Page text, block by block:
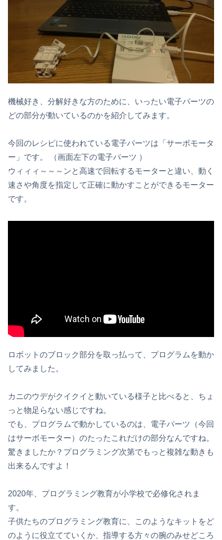
機械好き、分解好きな方のために、いったい電子パーツの
どの部分が動いているのかを紹介してみます。
今回のレシピに使われている電子パーツは「サーボモータ
ー」です。 （画面左下の電子パーツ ）
ウィィィ～～～ンと高速で回転するモーターと違い、動く
速さや角度を指定して正確に動かすことができるモーター
です。
ロボットのブロック部分を取っ払って、プログラムを動か
してみました。
カニのウデがクイクイと動いている様子と比べると、ちょ
っと物足らない感じですね。
でも、プログラムで動かしているのは、電子パーツ（今回
はサーボモーター）のたったこれだけの部分なんですね。
驚きましたか？プログラミング次第でもっと複雑な動きも
出来るんですよ！
2020年、プログラミング教育が小学校で必修化されま
す。
子供たちのプログラミング教育に、このようなキットをど
のように役立てていくか、指導する方々の腕のみせどころ